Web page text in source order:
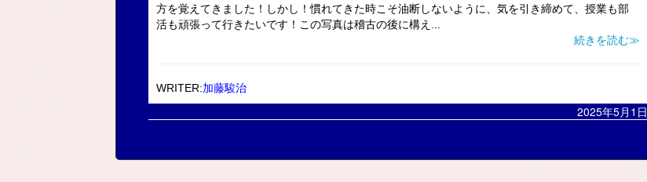
方を覚えてきました！しかし！慣れてきた時こそ油断しないように、気を引き締めて、授業も部
活も頑張って行きたいです！この写真は稽古の後に構え...
続きを読む≫
WRITER:加藤駿治
2025年5月1日